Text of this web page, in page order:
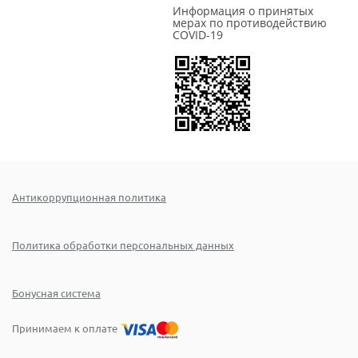
Информация о принятых
мерах по противодействию
COVID-19
Антикоррупционная политика
Политика обработки персональных данных
Бонусная система
Принимаем к оплате